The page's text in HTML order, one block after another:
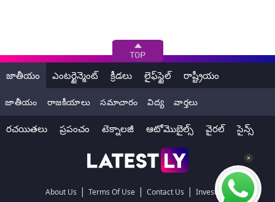
జాతీయం ఎంటర్టైన్మెంట్ క్రీడలు లైఫ్‌స్టైల్ రాష్ట్రీయం
జాతీయం రాజకీయాలు సమాచారం విద్య వార్తలు
రచయితలు ప్రపంచం టెక్నాలజీ ఆటోమొబైల్స్ వైరల్ సైన్స్
About Us | Terms Of Use | Contact Us | Investors